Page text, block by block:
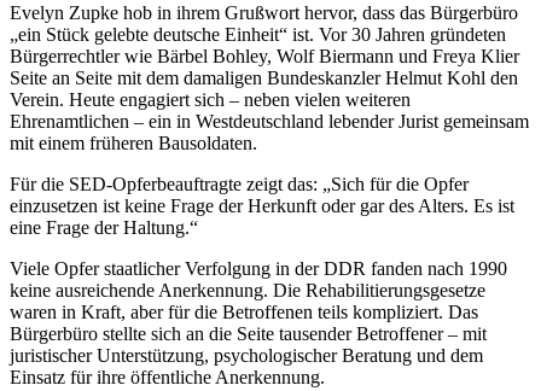
Evelyn Zupke hob in ihrem Grußwort hervor, dass das Bürgerbüro
„ein Stück gelebte deutsche Einheit“ ist. Vor 30 Jahren gründeten
Bürgerrechtler wie Bärbel Bohley, Wolf Biermann und Freya Klier
Seite an Seite mit dem damaligen Bundeskanzler Helmut Kohl den
Verein. Heute engagiert sich – neben vielen weiteren
Ehrenamtlichen – ein in Westdeutschland lebender Jurist gemeinsam
mit einem früheren Bausoldaten.
Für die SED-Opferbeauftragte zeigt das: „Sich für die Opfer
einzusetzen ist keine Frage der Herkunft oder gar des Alters. Es ist
eine Frage der Haltung.“
Viele Opfer staatlicher Verfolgung in der DDR fanden nach 1990
keine ausreichende Anerkennung. Die Rehabilitierungsgesetze
waren in Kraft, aber für die Betroffenen teils kompliziert. Das
Bürgerbüro stellte sich an die Seite tausender Betroffener – mit
juristischer Unterstützung, psychologischer Beratung und dem
Einsatz für ihre öffentliche Anerkennung.